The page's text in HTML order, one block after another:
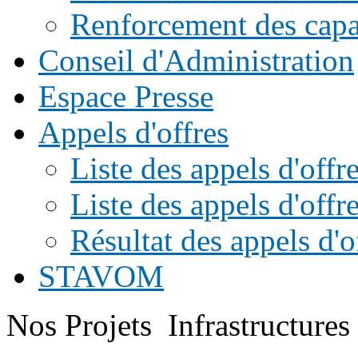
Renforcement des
Conseil d'Administration
Espace Presse
Appels d'offres
Liste des appels
Liste des appels
Résultat des appels
STAVOM
Nos Projets Infrastructures